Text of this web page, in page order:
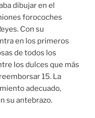
dibujar en el
forocoches
Con su
en los primeros
de todos los
los dulces que más
15. La
adecuado,
su antebrazo.